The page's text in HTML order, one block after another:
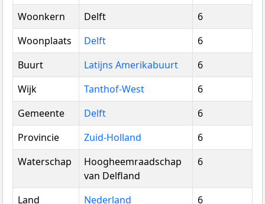
Woonkern Delft
6
Woonplaats
Delft
6
Buurt
Latijns Amerikabuurt
6
Wijk
Tanthof-West
6
Gemeente
Delft
6
Provincie
Zuid-Holland
6
Waterschap
Hoogheemraadschap
van Delfland
6
Land Nederland 6